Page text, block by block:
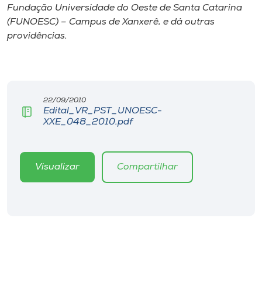
CPA
Editora
Museu
Fundação Universidade do Oeste de Santa Catarina
(FUNOESC) – Campus de Xanxerê, e dá outras
providências.
22/09/2010
Edital_VR_PST_UNOESC-
XXE_048_2010.pdf
Visualizar Compartilhar